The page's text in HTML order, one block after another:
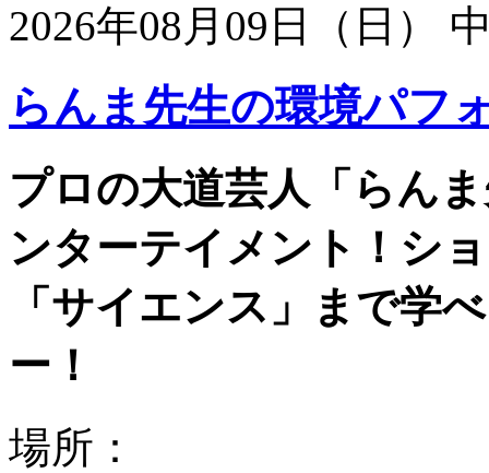
2026年08月09日（日）
らんま先生の環境パフ
プロの大道芸人「らん
ンターテイメント！シ
「サイエンス」まで学
ー！
場所：